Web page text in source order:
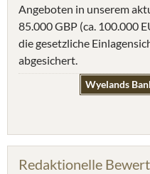
Angeboten in unserem
85.000 GBP (ca. 100.000
die gesetzliche
abgesichert.
Wyelands
Redaktionelle